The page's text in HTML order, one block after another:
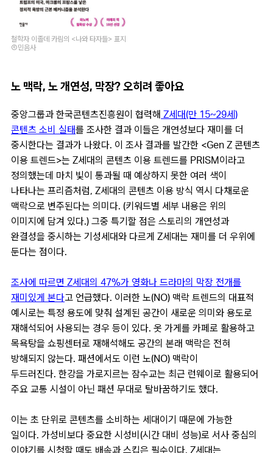
철학자 이졸데 카림의 <나와 타자들> 표지
Ⓒ민음사
노 맥락, 노 개연성, 막장? 오히려 좋아요
중앙그룹과 한국콘텐츠진흥원이 협력해 Z세대(만 15~29세)
콘텐츠 소비 실태를 조사한 결과 이들은 개연성보다 재미를 더
중시한다는 결과가 나왔다. 이 조사 결과를 발간한 <Gen Z 콘텐츠
이용 트렌드>는 Z세대의 콘텐츠 이용 트렌드를 PRISM이라고
정의했는데 마치 빛이 통과될 때 예상하지 못한 여러 색이
나타나는 프리즘처럼, Z세대의 콘텐츠 이용 방식 역시 다채로운
맥락으로 변주된다는 의미다. (키워드별 세부 내용은 위의
이미지에 담겨 있다.) 그중 특기할 점은 스토리의 개연성과
완결성을 중시하는 기성세대와 다르게 Z세대는 재미를 더 우위에
둔다는 점이다.
조사에 따르면 Z세대의 47%가 영화나 드라마의 막장 전개를
재미있게 본다고 언급했다. 이러한 노(NO) 맥락 트렌드의 대표적
예시로는 특정 용도에 맞춰 설계된 공간이 새로운 의미와 용도로
재해석되어 사용되는 경우 등이 있다. 옷 가게를 카페로 활용하고
목욕탕을 쇼핑센터로 재해석해도 공간의 본래 맥락은 전혀
방해되지 않는다. 패션에서도 이런 노(NO) 맥락이
두드러진다. 한강을 가로지르는 잠수교는 최근 런웨이로 활용되어
주요 교통 시설이 아닌 패션 무대로 탈바꿈하기도 했다.
이는 초 단위로 콘텐츠를 소비하는 세대이기 때문에 가능한
일이다. 가성비보다 중요한 시성비(시간 대비 성능)로 서사 중심의
이야기를 시청할 때도 배속과 스킵은 필수이다. Z세대는